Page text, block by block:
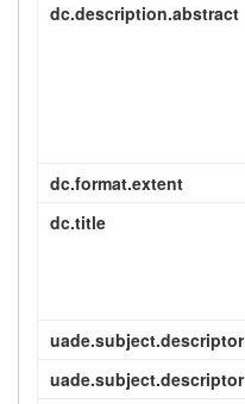
dc.description.abstract
dc.format.extent
dc.title
uade.subject.descriptor
uade.subject.descriptor